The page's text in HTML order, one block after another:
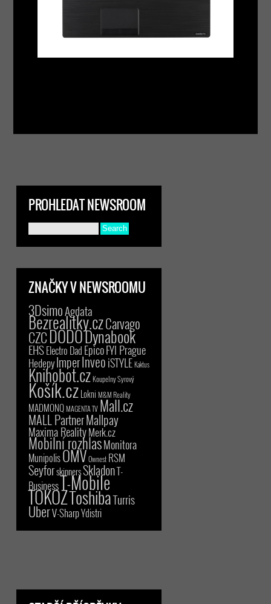
PROHLEDAT NEWSROOM
ZNAČKY V NEWSROOMU
3DsimoAgdata
Bezrealitky.czCarvago
CZCDODODynabook
EHSElectro Dad EpicoFYI Prague
HedepyImperInveoiSTYLE Kaktus
Knihobot.czKoupelny Syrový
Košík.czLokni M&M Reality
MADMONQMAGENTA TV Mall.cz
MALL PartnerMallpay
Maxima RealityMerk.cz
Mobilní rozhlasMonitora
MunipolisOMVOwnest RSM
SeyforskinnersSkladonT-
BusinessT-Mobile
TOKOZToshibaTurris
UberV-SharpYdistri